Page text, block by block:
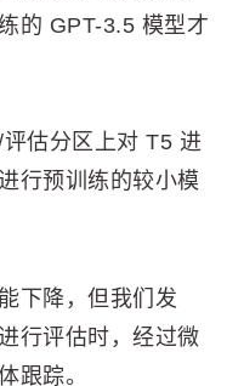
的 GPT-3.5 模型才
估分区上对 T5 进
行预训练的较小模
下降，但我们发
行评估时，经过微
跟踪。